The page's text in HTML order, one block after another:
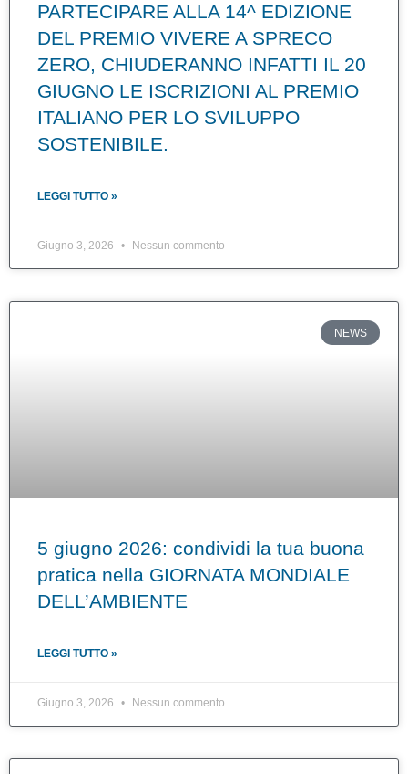
PARTECIPARE ALLA 14^ EDIZIONE
DEL PREMIO VIVERE A SPRECO
ZERO, CHIUDERANNO INFATTI IL 20
GIUGNO LE ISCRIZIONI AL PREMIO
ITALIANO PER LO SVILUPPO
SOSTENIBILE.
LEGGI TUTTO »
Giugno 3, 2026 Nessun commento
NEWS
5 giugno 2026: condividi la tua buona
pratica nella GIORNATA MONDIALE
DELL’AMBIENTE
LEGGI TUTTO »
Giugno 3, 2026 Nessun commento